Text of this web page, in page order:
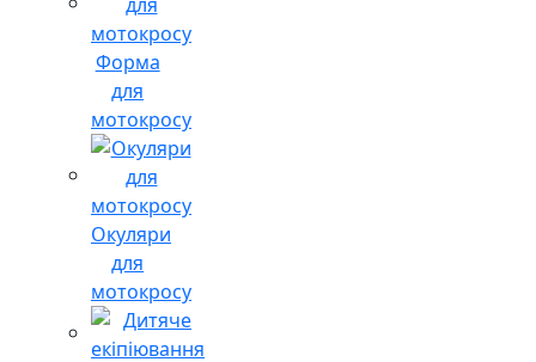
Форма
для
мотокросу
Окуляри
для
мотокросу